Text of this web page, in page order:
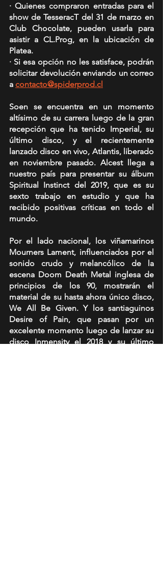
· Quienes compraron entradas para el
show de TesseracT del 31 de marzo en
Club Chocolate, pueden usarla para
asistir a CL.Prog, en la ubicación de
Platea.
· Si esa opción no les satisface, podrán
solicitar devolución enviando un correo
a contacto@spiderprod.cl
Soen se encuentra en un momento
altísimo de su carrera luego de la gran
recepción que ha tenido Imperial, su
último disco, y el recientemente
lanzado disco en vivo, Atlantis, liberado
en noviembre pasado. Alcest llega a
nuestro país para presentar su álbum
Spiritual Instinct del 2019, que es su
sexto trabajo en estudio y que ha
recibido positivas críticas en todo el
mundo.
Por el lado nacional, los viñamarinos
Mourners Lament, influenciados por el
sonido crudo y melancólico de la
escena Doom Death Metal inglesa de
principios de los 90, mostrarán el
material de su hasta ahora único disco,
We All Be Given. Y los santiaguinos
Desire of Pain, que pasan por un
excelente momento luego de lanzar su
disco Inmensity el 2018 y su último